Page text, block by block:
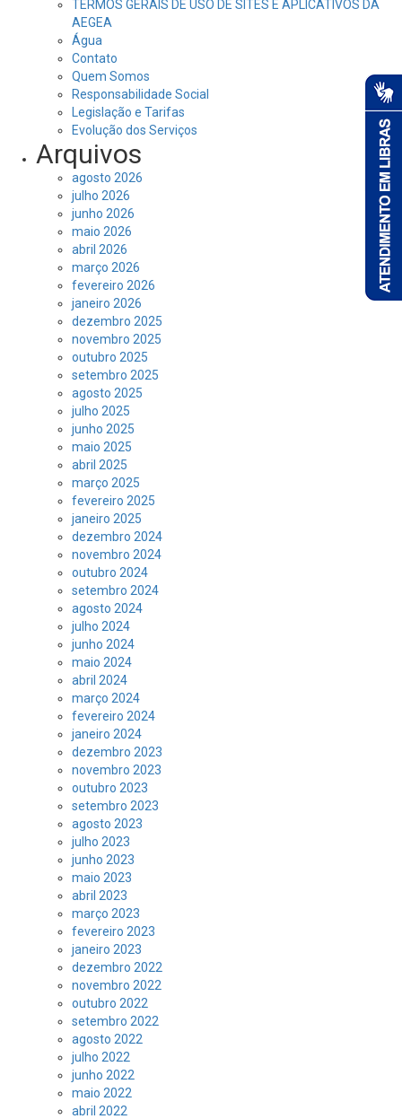
TERMOS GERAIS DE USO DE SITES E APLICATIVOS DA
AEGEA
Água
Contato
Quem Somos
Responsabilidade Social
Legislação e Tarifas
Evolução dos Serviços
Arquivos
agosto 2026
julho 2026
junho 2026
maio 2026
abril 2026
março 2026
fevereiro 2026
janeiro 2026
dezembro 2025
novembro 2025
outubro 2025
setembro 2025
agosto 2025
julho 2025
junho 2025
maio 2025
abril 2025
março 2025
fevereiro 2025
janeiro 2025
dezembro 2024
novembro 2024
outubro 2024
setembro 2024
agosto 2024
julho 2024
junho 2024
maio 2024
abril 2024
março 2024
fevereiro 2024
janeiro 2024
dezembro 2023
novembro 2023
outubro 2023
setembro 2023
agosto 2023
julho 2023
junho 2023
maio 2023
abril 2023
março 2023
fevereiro 2023
janeiro 2023
dezembro 2022
novembro 2022
outubro 2022
setembro 2022
agosto 2022
julho 2022
junho 2022
maio 2022
abril 2022